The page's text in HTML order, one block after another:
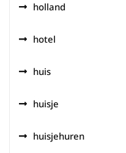
holland
hotel
huis
huisje
huisjehuren